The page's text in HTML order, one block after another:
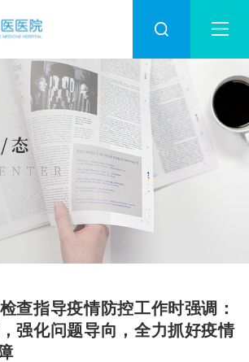
查指导疫情防控工作时强调：
强化问题导向，全力抓好疫情